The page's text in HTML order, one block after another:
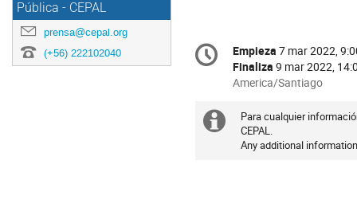
Pública - CEPAL
prensa@cepal.org
(+56) 222102040
Conference
information
Fecha/Hora
Empieza 7 mar 2022,
Finaliza 9 mar 2022,
All
are
in
America/Santiago
America/Santiago
Información
extra
Para cualquier
CEPAL.
Any additional